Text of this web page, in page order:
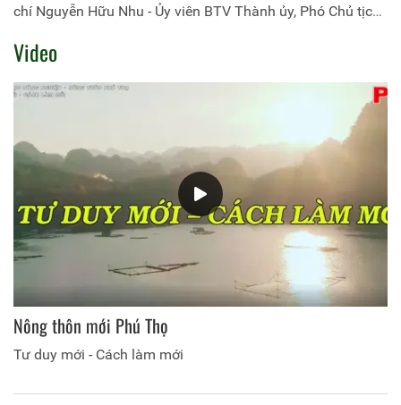
chí Nguyễn Hữu Nhu - Ủy viên BTV Thành ủy, Phó Chủ tịch
quả thực hiện các tiêu chí khu dân cư nông thôn mới kiểu
Video
Nông thôn mới Phú Thọ
Tư duy mới - Cách làm mới